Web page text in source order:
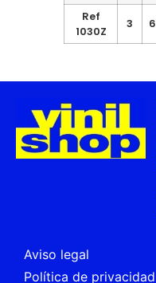
Ref
1030Z
3 6
Aviso legal
Política de privacidad